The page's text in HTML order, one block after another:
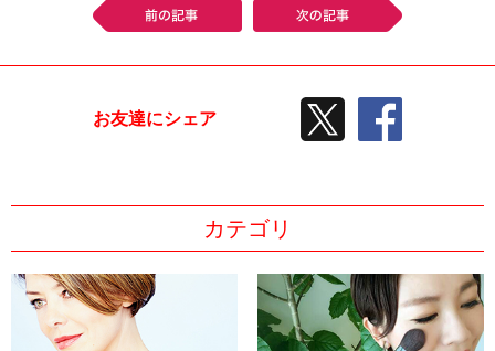
前の記事
お友達にシェア
TWEETする
カテゴリ